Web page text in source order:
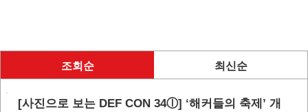
조회순 최신순
[사진으로 보는 DEF CON 34ⓛ] ‘해커들의 축제’ 개